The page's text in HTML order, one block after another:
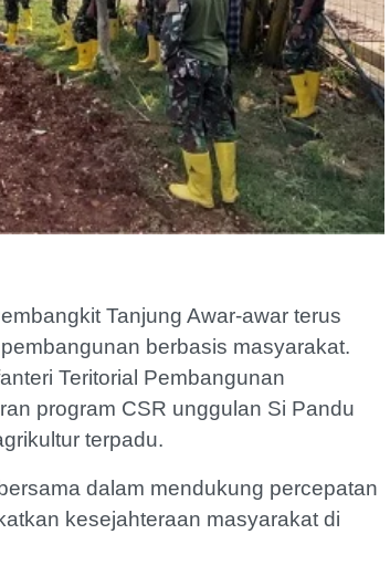
Tanjung Awar-awar terus
berbasis masyarakat.
Teritorial Pembangunan
program CSR unggulan Si Pandu
terpadu.
dalam mendukung percepatan
kesejahteraan masyarakat di